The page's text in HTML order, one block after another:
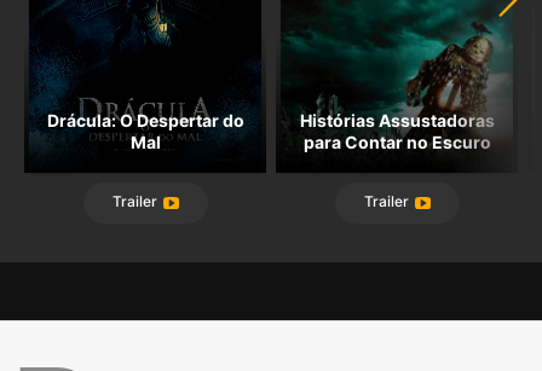
Drácula: O Despertar do
Mal
Trailer
Histórias Assustadoras
para Contar no Escuro
Trailer